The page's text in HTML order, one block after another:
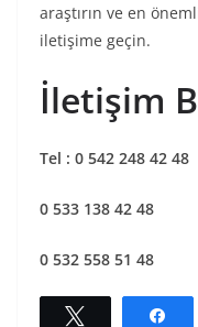
araştırın ve en
iletişime geçin.
İletişim
Tel : 0 542 248 42 48
0 533 138 42 48
0 532 558 51 48
Tweetle